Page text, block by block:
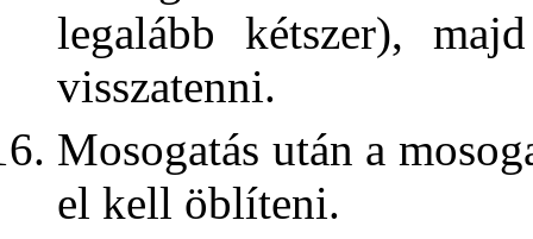
legalább kétszer),
visszatenni.
Mosogatás után a
el kell öblíteni.